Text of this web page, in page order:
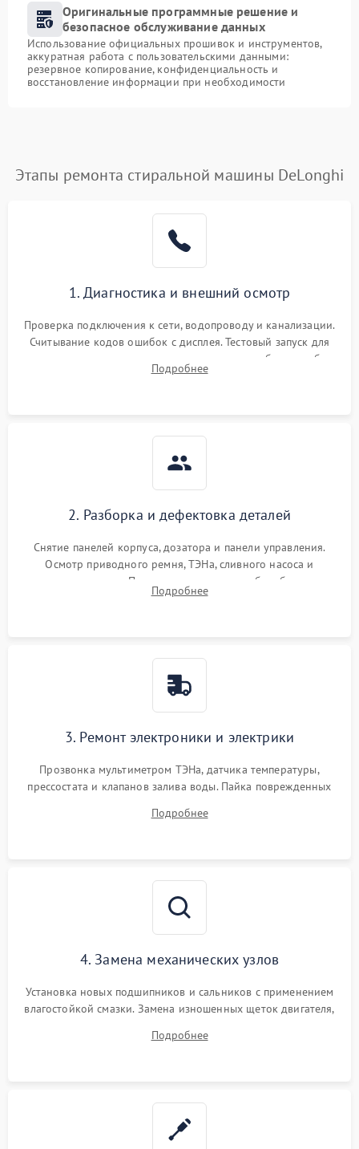
Оригинальные программные решение и
безопасное обслуживание данных
Использование официальных прошивок и инструментов,
аккуратная работа с пользовательскими данными:
резервное копирование, конфиденциальность и
восстановление информации при необходимости
Этапы ремонта стиральной машины DeLonghi
1. Диагностика и внешний осмотр
Проверка подключения к сети, водопроводу и канализации.
Считывание кодов ошибок с дисплея. Тестовый запуск для
выявления посторонних шумов, протечек или сбоев в работе
электронного модуля управления.
Подробнее
2. Разборка и дефектовка деталей
Снятие панелей корпуса, дозатора и панели управления.
Осмотр приводного ремня, ТЭНа, сливного насоса и
амортизаторов. Проверка подшипников барабана и
крестовины на износ, а манжеты люка на разрывы.
Подробнее
3. Ремонт электроники и электрики
Прозвонка мультиметром ТЭНа, датчика температуры,
прессостата и клапанов залива воды. Пайка поврежденных
Восстановление целостности проводки и контактов.
Подробнее
4. Замена механических узлов
Установка новых подшипников и сальников с применением
влагостойкой смазки. Замена изношенных щеток двигателя,
или поврежденной резиновой манжеты.
Подробнее